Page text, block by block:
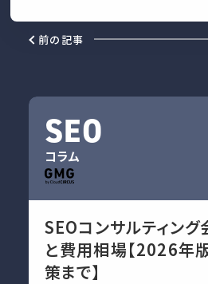
前の記事
SEO
コラム
SEOコンサルティン
と費用相場【2026年
策まで】